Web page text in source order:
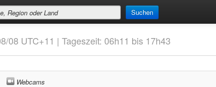
Suchen
08 UTC+11 | Tageszeit: 06h11 bis 17h43
Webcams